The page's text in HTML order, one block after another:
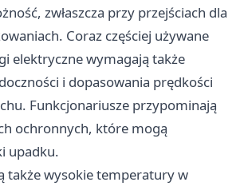
zwłaszcza przy przejściach dla
Coraz częściej używane
elektryczne wymagają także
i dopasowania prędkości
Funkcjonariusze przypominają
ochronnych, które mogą
upadku.
także wysokie temperatury w